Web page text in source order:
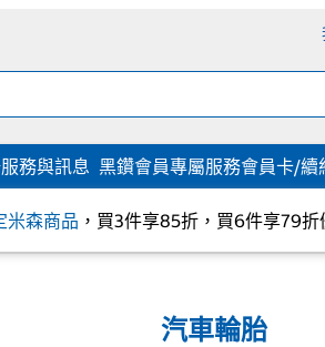
務與訊息 黑鑽會員專屬服務會員卡/續
米森商品 ，買3件享85折，買6件享79折
汽車輪胎